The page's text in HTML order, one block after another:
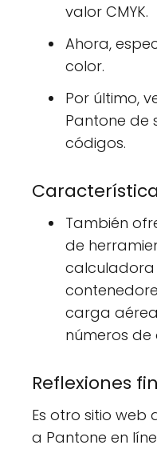
valor CMYK.
Ahora,
color.
Por último,
Pantone de
códigos.
También
de
carga
números de
Reflexiones
Es otro sitio web
a Pantone en